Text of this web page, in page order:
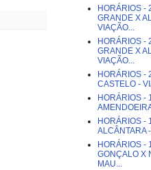
HORÁRIOS -
GRANDE X
VIAÇÃO...
HORÁRIOS -
GRANDE X
VIAÇÃO...
HORÁRIOS -
CASTELO -
HORÁRIOS -
HORÁRIOS -
ALCÂNTARA
HORÁRIOS -
GONÇALO X
MAU...